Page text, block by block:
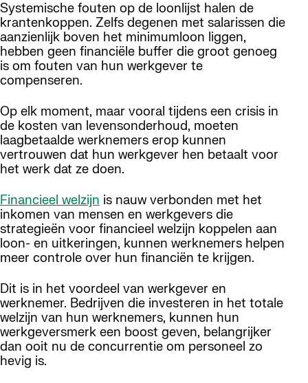
Systemische fouten op de loonlijst halen de
krantenkoppen. Zelfs degenen met salarissen die
aanzienlijk boven het minimumloon liggen,
hebben geen financiële buffer die groot genoeg
is om fouten van hun werkgever te
compenseren.
Op elk moment, maar vooral tijdens een crisis in
de kosten van levensonderhoud, moeten
laagbetaalde werknemers erop kunnen
vertrouwen dat hun werkgever hen betaalt voor
het werk dat ze doen.
Financieel welzijn is nauw verbonden met het
inkomen van mensen en werkgevers die
strategieën voor financieel welzijn koppelen aan
loon- en uitkeringen, kunnen werknemers helpen
meer controle over hun financiën te krijgen.
Dit is in het voordeel van werkgever en
werknemer. Bedrijven die investeren in het totale
welzijn van hun werknemers, kunnen hun
werkgeversmerk een boost geven, belangrijker
dan ooit nu de concurrentie om personeel zo
hevig is.